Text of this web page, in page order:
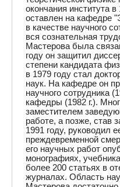
окончания института
оставлен на кафедре
в качестве научного
вся сознательная
Мастерова была
году он защитил
степени кандидата
в 1979 году стал
наук. На кафедре он
научного сотрудника
кафедры (1982 г.).
заместителем
работе, а позже, став
1991 году, руководил
преждевременной
его научных работ
монографиях,
более 200 статьях в
журналах. Область